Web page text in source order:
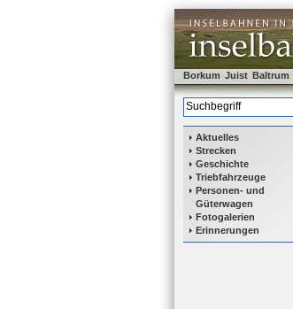
Borkum Juist Baltrum
Aktuelles
Strecken
Geschichte
Triebfahrzeuge
Personen- und
Güterwagen
Fotogalerien
Erinnerungen